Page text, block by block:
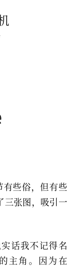
有些俗，但有些
三张图，吸引一
话我不记得名
主角。因为在